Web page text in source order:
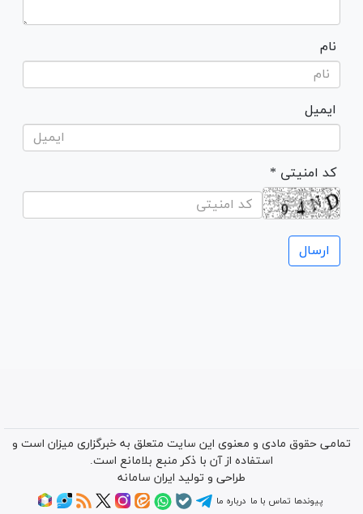
نام
ایمیل
* کد امنیتی
تمامی حقوق مادی و معنوی این سایت متعلق به خبرگزاری میزان است و
استفاده از آن با ذکر منبع بلامانع است.
طراحی و تولید ایران سامانه
پیوندها تماس با ما درباره ما